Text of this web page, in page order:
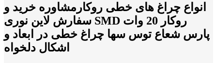
انواع چراغ های خطی روکارمشاوره خرید و
سفارش لاین نوری SMD روکار 20 وات
پارس شعاع توس سها چراغ خطی در ابعاد و
اشکال دلخواه